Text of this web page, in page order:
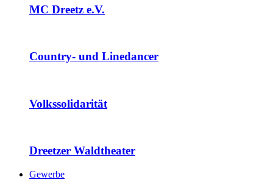
MC Dreetz e.V.
Country- und Linedancer
Volkssolidarität
Dreetzer Waldtheater
Gewerbe